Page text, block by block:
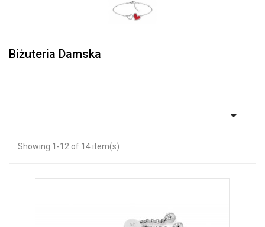
Biżuteria Damska

Showing 1-12 of 14 item(s)